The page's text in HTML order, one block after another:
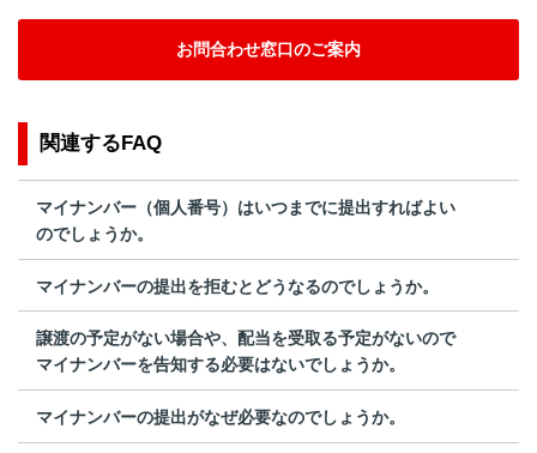
お問合わせ窓口のご案内
関連するFAQ
マイナンバー（個人番号）はいつまでに提出すればよい
のでしょうか。
マイナンバーの提出を拒むとどうなるのでしょうか。
譲渡の予定がない場合や、配当を受取る予定がないので
マイナンバーを告知する必要はないでしょうか。
マイナンバーの提出がなぜ必要なのでしょうか。